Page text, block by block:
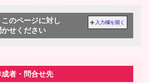
このページに対し
せください
入力欄を開く
者・問合せ先